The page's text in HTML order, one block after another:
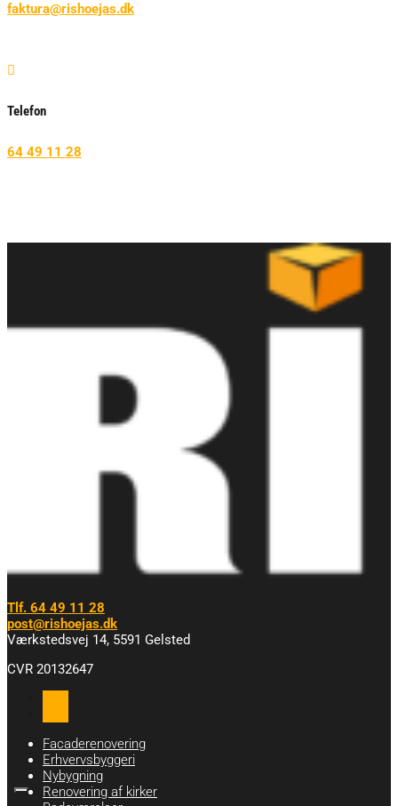
faktura@rishoejas.dk

Telefon
64 49 11 28
Tlf. 64 49 11 28
post@rishoejas.dk
Værkstedsvej 14, 5591 Gelsted
CVR 20132647
Facaderenovering
Erhvervsbyggeri
Nybygning
Renovering af kirker